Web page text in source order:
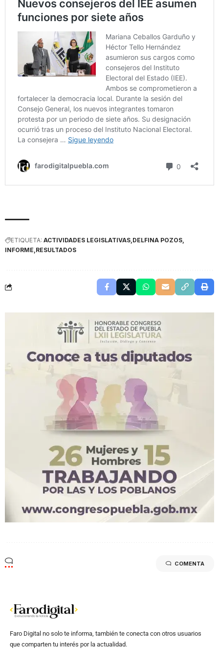
ETIQUETA: ACTIVIDADES LEGISLATIVAS DELFINA POZOS
INFORME RESULTADOS
COMENTA
Faro Digital no solo te informa, también te conecta con otros usuarios
que comparten tu interés por la actualidad.